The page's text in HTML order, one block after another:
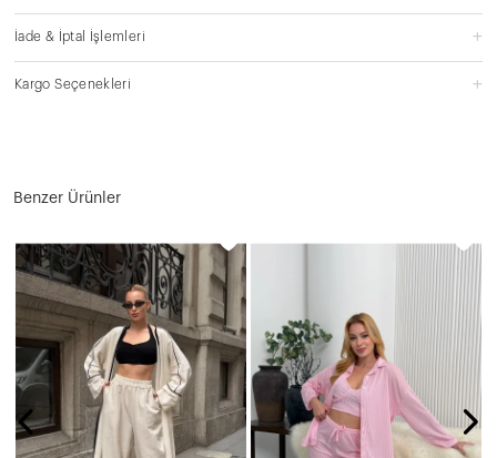
İade & İptal İşlemleri
Kargo Seçenekleri
Benzer Ürünler